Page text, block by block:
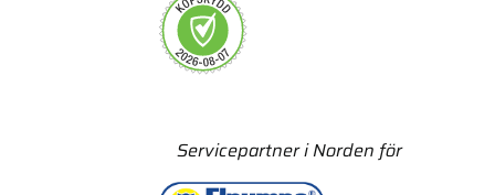
Servicepartner i Norden för